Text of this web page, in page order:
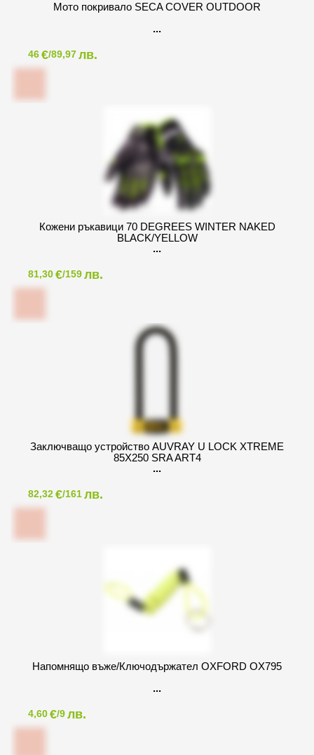
Мото покривало SECA COVER OUTDOOR
46€/89,97лв.
Кожени ръкавици 70 DEGREES WINTER NAKED
BLACK/YELLOW
81,30€/159лв.
Заключващо устройство AUVRAY U LOCK XTREME
85X250 SRA ART4
82,32€/161лв.
Напомнящо въже/Ключодържател OXFORD OX795
4,60€/9лв.